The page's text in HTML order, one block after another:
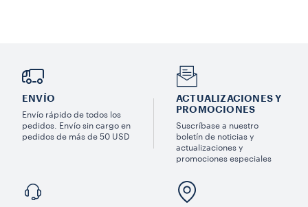
ENVÍO
Envío rápido de todos los
pedidos. Envío sin cargo en
pedidos de más de 50 USD
ACTUALIZACIONES Y
PROMOCIONES
Suscríbase a nuestro
boletín de noticias y
actualizaciones y
promociones especiales